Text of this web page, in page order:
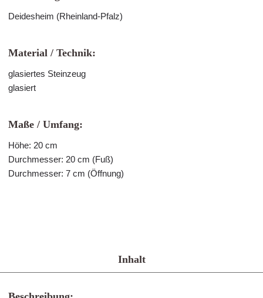
Deidesheim (Rheinland-Pfalz)
Material / Technik:
glasiertes Steinzeug
glasiert
Maße / Umfang:
Höhe: 20 cm
Durchmesser: 20 cm (Fuß)
Durchmesser: 7 cm (Öffnung)
Inhalt